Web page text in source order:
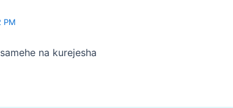
PM
na kurejesha